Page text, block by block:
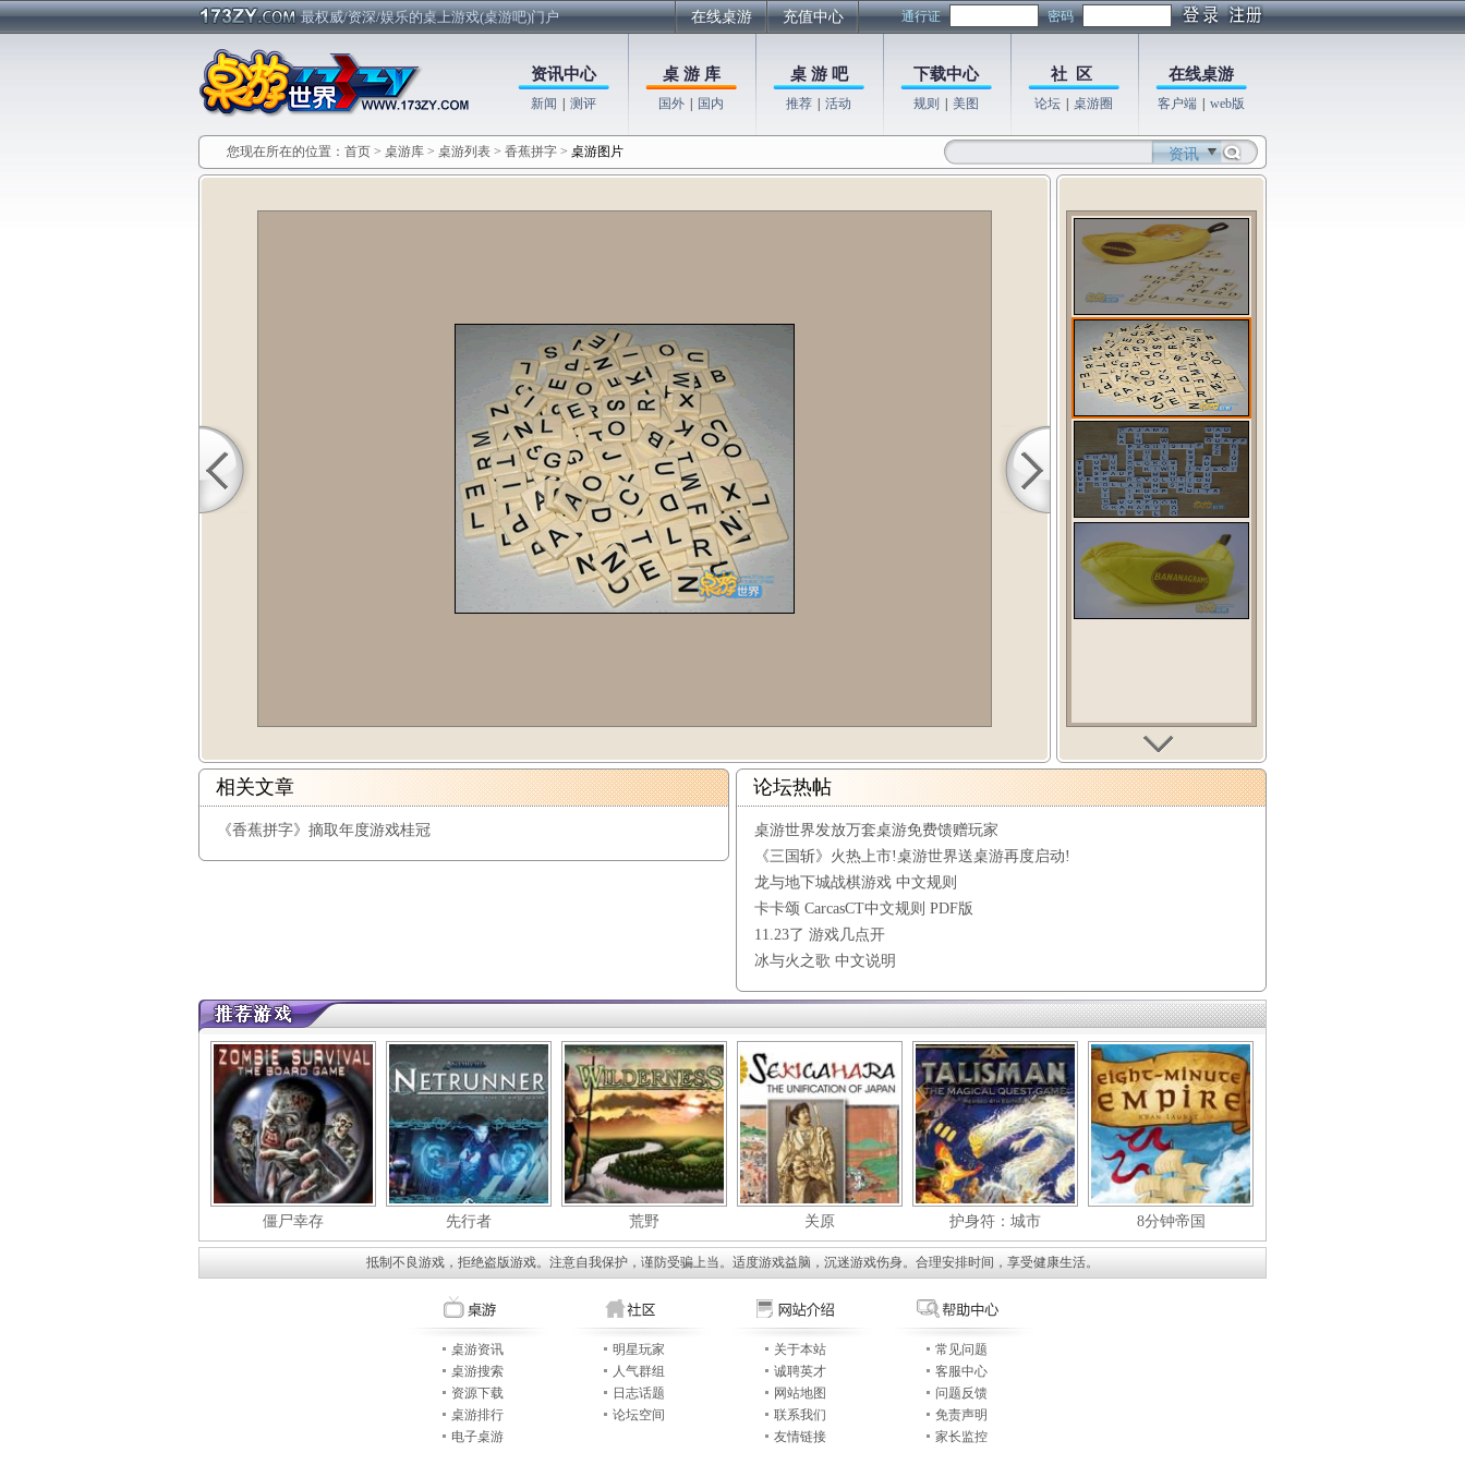
最权威/资深/娱乐的桌上游戏(桌游吧)门户 在线桌游 充值中心 通行证 密码
资讯中心
新闻 测评
桌 游 库
国外 国内
桌 游 吧
推荐 活动
下载中心
规则 美图
社 区
论坛 桌游圈
在线桌游
客户端 web版
您现在所在的位置： 首页 > 桌游库 > 桌游列表 > 香蕉拼字 > 桌游图片 资讯
相关文章
《香蕉拼字》摘取年度游戏桂冠
论坛热帖
桌游世界发放万套桌游免费馈赠玩家
《三国斩》火热上市!桌游世界送桌游再度启动!
龙与地下城战棋游戏 中文规则
卡卡颂 CarcasCT中文规则 PDF版
11.23了 游戏几点开
冰与火之歌 中文说明
僵尸幸存 先行者 荒野 关原 护身符：城市 8分钟帝国
抵制不良游戏，拒绝盗版游戏。注意自我保护，谨防受骗上当。适度游戏益脑，沉迷游戏伤身。合理安排时间，享受健康生活。
桌游资讯
桌游搜索
资源下载
桌游排行
电子桌游
明星玩家
人气群组
日志话题
论坛空间
关于本站
诚聘英才
网站地图
联系我们
友情链接
常见问题
客服中心
问题反馈
免责声明
家长监控